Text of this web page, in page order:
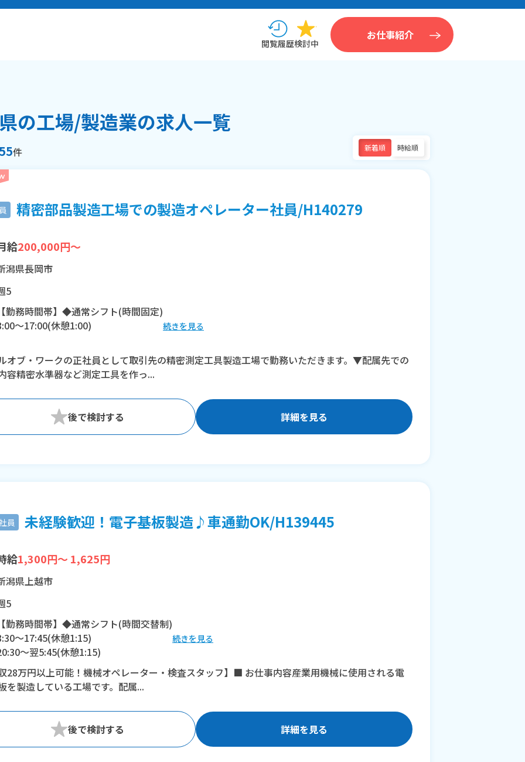
閲覧履歴検討中
お仕事紹介
の工場/製造業の求人一覧
件 新着順 時給順
精密部品製造工場での製造オペレーター社員/H140279
給200,000円～
潟県長岡市
5
勤務時間帯】◆通常シフト(時間固定)
〜17:00(休憩1:00)
業：0〜10時間程度/月
続きを見る
オブ・ワークの正社員として取引先の精密測定工具製造工場で勤務いただきます。▼配属先での
容精密水準器など測定工具を作っ...
詳細を見る
員 未経験歓迎！電子基板製造♪車通勤OK/H139445
給1,300円～ 1,625円
潟県上越市
5
勤務時間帯】◆通常シフト(時間交替制)
〜17:45(休憩1:15)
〜翌5:45(休憩1:15)
業：30〜40時間程度/月
続きを見る
28万円以上可能！機械オペレーター・検査スタッフ】■ お仕事内容産業用機械に使用される電
を製造している工場です。配属...
詳細を見る